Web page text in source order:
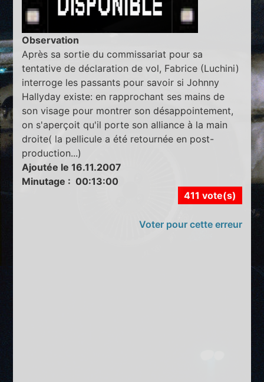
Observation
Après sa sortie du commissariat pour sa
tentative de déclaration de vol, Fabrice (Luchini)
interroge les passants pour savoir si Johnny
Hallyday existe: en rapprochant ses mains de
son visage pour montrer son désappointement,
on s'aperçoit qu'il porte son alliance à la main
droite( la pellicule a été retournée en post-
production...)
Ajoutée le 16.11.2007
Minutage : 00:13:00
411 vote(s)
Voter pour cette erreur